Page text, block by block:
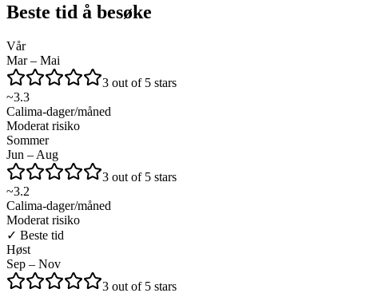
Beste tid å besøke
Vår
Mar – Mai
3 out of 5 stars
~3.3
Calima-dager/måned
Moderat risiko
Sommer
Jun – Aug
3 out of 5 stars
~3.2
Calima-dager/måned
Moderat risiko
✓ Beste tid
Høst
Sep – Nov
3 out of 5 stars